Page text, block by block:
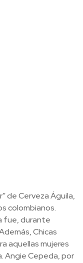
de Cerveza Águila,
colombianos.
fue, durante
Chicas
aquellas mujeres
Angie Cepeda, por